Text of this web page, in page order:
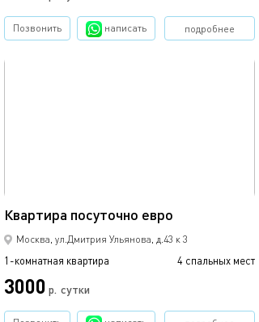
подробнее
Позвонить написать
Квартира посуточно евро
Москва, ул.Дмитрия Ульянова, д.43 к 3
1-комнатная квартира 4 спальных мест
3000 р. сутки